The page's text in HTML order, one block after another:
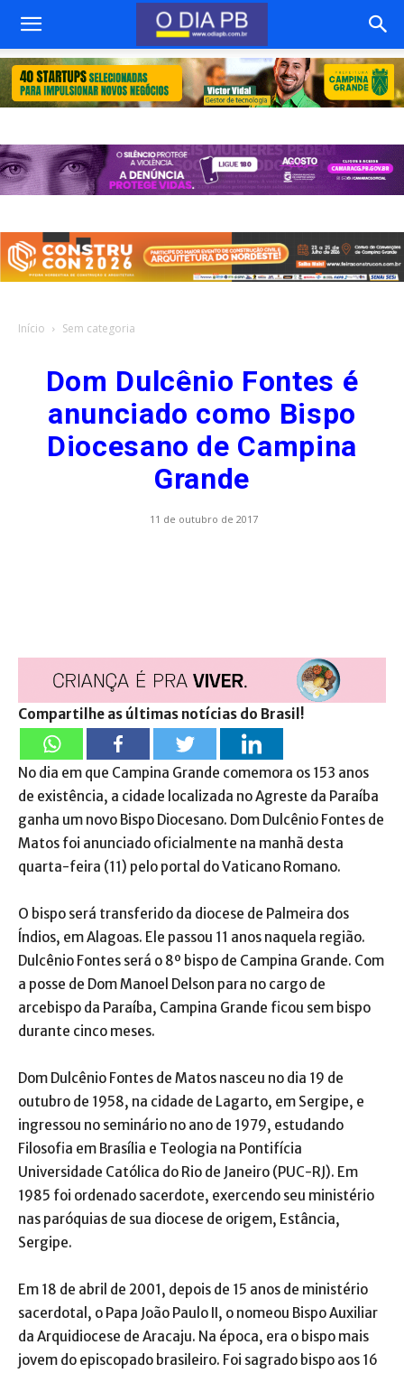
Início Sem categoria
Dom Dulcênio Fontes é
anunciado como Bispo
Diocesano de Campina
Grande
11 de outubro de 2017
Compartilhe as últimas notícias do Brasil!
No dia em que Campina Grande comemora os 153 anos
de existência, a cidade localizada no Agreste da Paraíba
ganha um novo Bispo Diocesano. Dom Dulcênio Fontes de
Matos foi anunciado oficialmente na manhã desta
quarta-feira (11) pelo portal do Vaticano Romano.
O bispo será transferido da diocese de Palmeira dos
Índios, em Alagoas. Ele passou 11 anos naquela região.
Dulcênio Fontes será o 8º bispo de Campina Grande. Com
a posse de Dom Manoel Delson para no cargo de
arcebispo da Paraíba, Campina Grande ficou sem bispo
durante cinco meses.
Dom Dulcênio Fontes de Matos nasceu no dia 19 de
outubro de 1958, na cidade de Lagarto, em Sergipe, e
ingressou no seminário no ano de 1979, estudando
Filosofia em Brasília e Teologia na Pontifícia
Universidade Católica do Rio de Janeiro (PUC-RJ). Em
1985 foi ordenado sacerdote, exercendo seu ministério
nas paróquias de sua diocese de origem, Estância,
Sergipe.
Em 18 de abril de 2001, depois de 15 anos de ministério
sacerdotal, o Papa João Paulo II, o nomeou Bispo Auxiliar
da Arquidiocese de Aracaju. Na época, era o bispo mais
jovem do episcopado brasileiro. Foi sagrado bispo aos 16